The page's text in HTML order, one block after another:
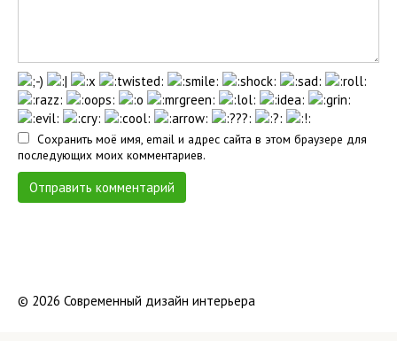
Сохранить моё имя, email и адрес сайта в этом браузере для
последующих моих комментариев.
© 2026 Современный дизайн интерьера